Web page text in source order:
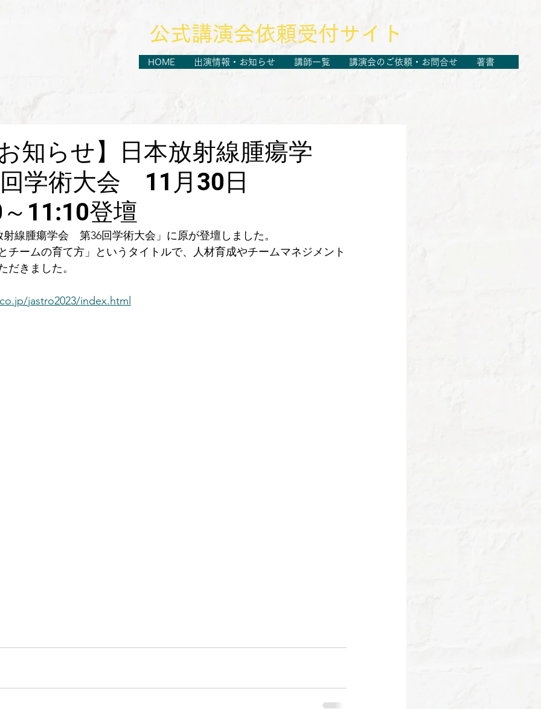
HOME 出演情報・お知らせ 講師一覧 講演会のご依頼・お問合せ 著書
​公式講演会依頼受付サイト
知らせ】日本放射線腫瘍学
学術大会 11月30日
11:10登壇
線腫瘍学会　第36回学術大会」に原が登壇しました。
チームの育て方」というタイトルで、人材育成やチームマネジメント
だきました。
jastro2023/index.html